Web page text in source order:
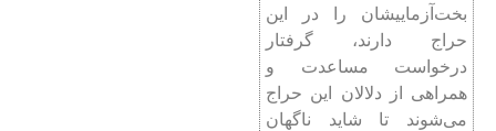
بخت‌آزماییشان را در این
حراج دارند، گرفتار
درخواست مساعدت و
همراهی از دلالان این حراج
می‌شوند تا شاید ناگهان